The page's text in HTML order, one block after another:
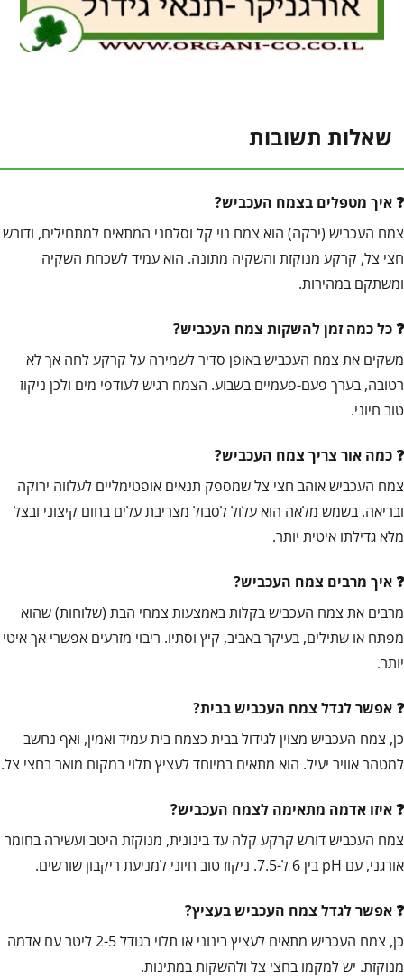
שאלות תשובות
איך מטפלים בצמח העכביש?
צמח העכביש (ירקה) הוא צמח נוי קל וסלחני המתאים למתחילים, ודורש
חצי צל, קרקע מנוקזת והשקיה מתונה. הוא עמיד לשכחת השקיה
ומשתקם במהירות.
כל כמה זמן להשקות צמח העכביש?
משקים את צמח העכביש באופן סדיר לשמירה על קרקע לחה אך לא
רטובה, בערך פעם-פעמיים בשבוע. הצמח רגיש לעודפי מים ולכן ניקוז
טוב חיוני.
כמה אור צריך צמח העכביש?
צמח העכביש אוהב חצי צל שמספק תנאים אופטימליים לעלווה ירוקה
ובריאה. בשמש מלאה הוא עלול לסבול מצריבת עלים בחום קיצוני ובצל
מלא גדילתו איטית יותר.
איך מרבים צמח העכביש?
מרבים את צמח העכביש בקלות באמצעות צמחי הבת (שלוחות) שהוא
מפתח או שתילים, בעיקר באביב, קיץ וסתיו. ריבוי מזרעים אפשרי אך איטי
יותר.
אפשר לגדל צמח העכביש בבית?
כן, צמח העכביש מצוין לגידול בבית כצמח בית עמיד ואמין, ואף נחשב
למטהר אוויר יעיל. הוא מתאים במיוחד לעציץ תלוי במקום מואר בחצי צל.
איזו אדמה מתאימה לצמח העכביש?
צמח העכביש דורש קרקע קלה עד בינונית, מנוקזת היטב ועשירה בחומר
אורגני, עם pH בין 6 ל-7.5. ניקוז טוב חיוני למניעת ריקבון שורשים.
אפשר לגדל צמח העכביש בעציץ?
כן, צמח העכביש מתאים לעציץ בינוני או תלוי בגודל 2-5 ליטר עם אדמה
מנוקזת. יש למקמו בחצי צל ולהשקות במתינות.